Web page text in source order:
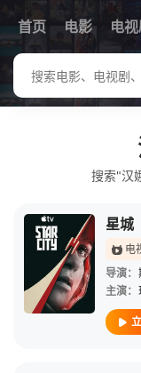
首页 电影 电视
搜索"汉
星城
电
导演：
主演：